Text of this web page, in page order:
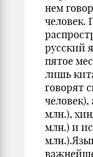
нем
человек.
русский
пятое
лишь
говорят
человек),
млн.),
млн.) и